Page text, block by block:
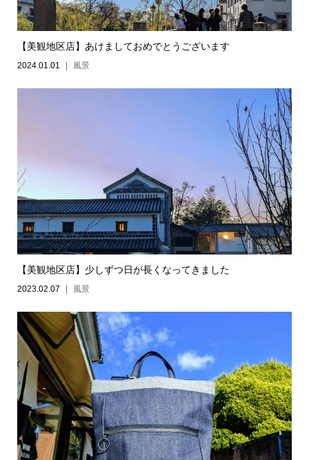
【美観地区店】あけましておめでとうございます
2024.01.01 風景
【美観地区店】少しずつ日が長くなってきました
2023.02.07 風景